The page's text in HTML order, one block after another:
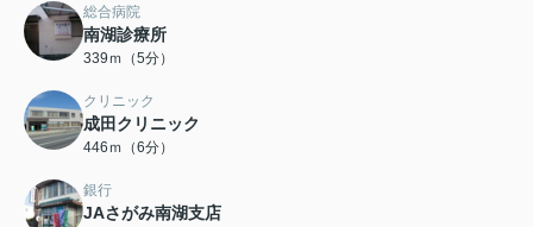
総合病院
南湖診療所
339ｍ（5分）
クリニック
成田クリニック
446ｍ（6分）
銀行
JAさがみ南湖支店